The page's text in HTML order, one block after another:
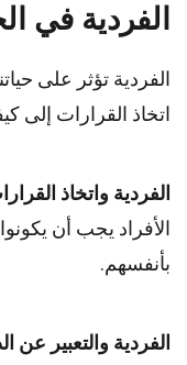
الفردية في
الفردية تؤثر على
اتخاذ القرارات إلى
الفردية واتخاذ
الأفراد يجب أن
بأنفسهم.
الفردية والتعبير عن